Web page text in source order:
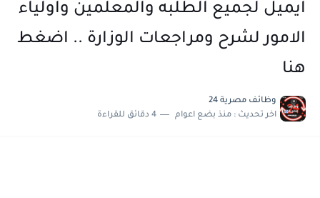
اعلان وظائف جريدة الاهرام العدد الاسبوعى بتاريخ اليوم الجمعة 2024/7/26
ايميل لجميع الطلبه والمعلمين واولياء
الامور لشرح ومراجعات الوزارة .. اضغط
هنا
وظائف مصرية 24
اخر تحديث : منذ بضع اعوام 4 دقائق للقراءة